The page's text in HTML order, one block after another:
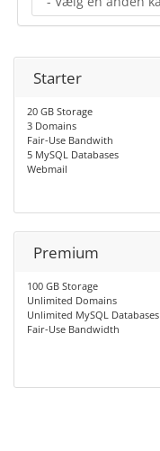
Starter
20 GB Storage
3 Domains
Fair-Use Bandwith
5 MySQL Databases
Webmail
Premium
100 GB Storage
Unlimited Domains
Unlimited MySQL Databases
Fair-Use Bandwidth